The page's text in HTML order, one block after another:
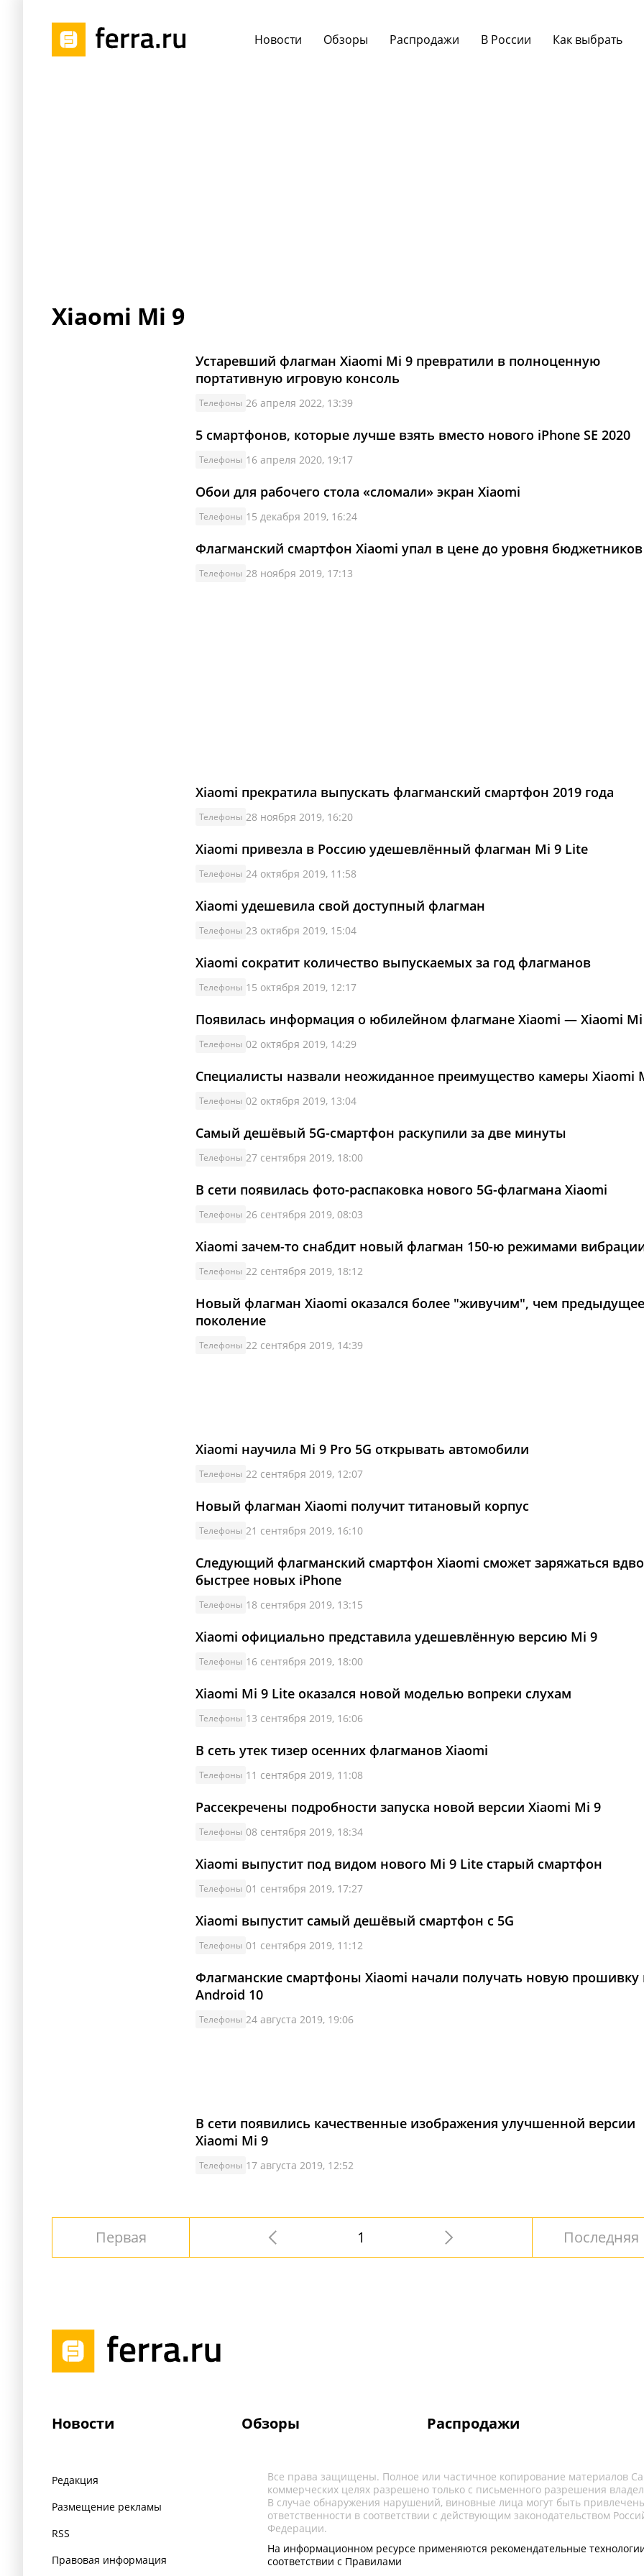
Новости Обзоры Распродажи В России Как выбрать
Xiaomi Mi 9
Устаревший флагман Xiaomi Mi 9 превратили в полноценную
портативную игровую консоль
Телефоны 26 апреля 2022, 13:39
5 смартфонов, которые лучше взять вместо нового iPhone SE 2020
Телефоны 16 апреля 2020, 19:17
Обои для рабочего стола «сломали» экран Xiaomi
Телефоны 15 декабря 2019, 16:24
Флагманский смартфон Xiaomi упал в цене до уровня бюджетников
Телефоны 28 ноября 2019, 17:13
Xiaomi прекратила выпускать флагманский смартфон 2019 года
Телефоны 28 ноября 2019, 16:20
Xiaomi привезла в Россию удешевлённый флагман Mi 9 Lite
Телефоны 24 октября 2019, 11:58
Xiaomi удешевила свой доступный флагман
Телефоны 23 октября 2019, 15:04
Xiaomi сократит количество выпускаемых за год флагманов
Телефоны 15 октября 2019, 12:17
Появилась информация о юбилейном флагмане Xiaomi — Xiaomi Mi
Телефоны 02 октября 2019, 14:29
Специалисты назвали неожиданное преимущество камеры Xiaomi
Телефоны 02 октября 2019, 13:04
Самый дешёвый 5G-смартфон раскупили за две минуты
Телефоны 27 сентября 2019, 18:00
В сети появилась фото-распаковка нового 5G-флагмана Xiaomi
Телефоны 26 сентября 2019, 08:03
Xiaomi зачем-то снабдит новый флагман 150-ю режимами
Телефоны 22 сентября 2019, 18:12
Новый флагман Xiaomi оказался более "живучим", чем предыдущее
поколение
Телефоны 22 сентября 2019, 14:39
Xiaomi научила Mi 9 Pro 5G открывать автомобили
Телефоны 22 сентября 2019, 12:07
Новый флагман Xiaomi получит титановый корпус
Телефоны 21 сентября 2019, 16:10
Следующий флагманский смартфон Xiaomi сможет заряжаться
быстрее новых iPhone
Телефоны 18 сентября 2019, 13:15
Xiaomi официально представила удешевлённую версию Mi 9
Телефоны 16 сентября 2019, 18:00
Xiaomi Mi 9 Lite оказался новой моделью вопреки слухам
Телефоны 13 сентября 2019, 16:06
В сеть утек тизер осенних флагманов Xiaomi
Телефоны 11 сентября 2019, 11:08
Рассекречены подробности запуска новой версии Xiaomi Mi 9
Телефоны 08 сентября 2019, 18:34
Xiaomi выпустит под видом нового Mi 9 Lite старый смартфон
Телефоны 01 сентября 2019, 17:27
Xiaomi выпустит самый дешёвый смартфон с 5G
Телефоны 01 сентября 2019, 11:12
Флагманские смартфоны Xiaomi начали получать новую прошивку
Android 10
Телефоны 24 августа 2019, 19:06
В сети появились качественные изображения улучшенной версии
Xiaomi Mi 9
Телефоны 17 августа 2019, 12:52
Первая 1 Последняя
Новости Обзоры Распродажи
Редакция
Размещение рекламы
RSS
Правовая информация
Все права защищены. Полное или частичное копирование материалов
коммерческих целях разрешено только с письменного разрешения
В случае обнаружения нарушений, виновные лица могут быть
ответственности в соответствии с действующим законодательством
Федерации.
На информационном ресурсе применяются рекомендательные
соответствии с Правилами